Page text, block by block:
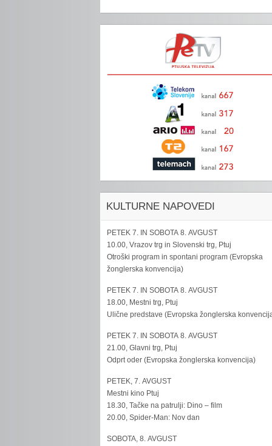
KULTURNE NAPOVEDI
PETEK 7. IN SOBOTA 8. AVGUST
10.00, Vrazov trg in Slovenski trg, Ptuj
Otroški program in spontani program (Evropska
žonglerska konvencija)
PETEK 7. IN SOBOTA 8. AVGUST
18.00, Mestni trg, Ptuj
Ulične predstave (Evropska žonglerska
PETEK 7. IN SOBOTA 8. AVGUST
21.00, Glavni trg, Ptuj
Odprt oder (Evropska žonglerska konvencija)
PETEK, 7. AVGUST
Mestni kino Ptuj
18.30, Tačke na patrulji: Dino – film
20.00, Spider-Man: Nov dan
SOBOTA, 8. AVGUST